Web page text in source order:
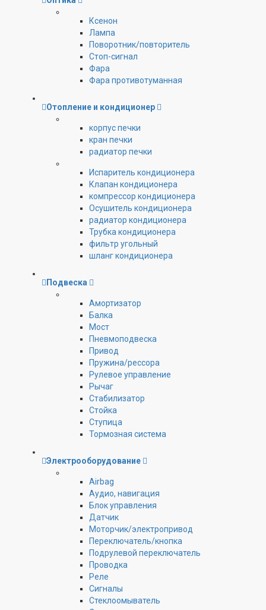
Ксенон
Лампа
Поворотник/повторитель
Стоп-сигнал
Фара
Фара противотуманная
Отопление и кондиционер
корпус печки
кран печки
радиатор печки
Испаритель кондиционера
Клапан кондиционера
компрессор кондиционера
Осушитель кондиционера
радиатор кондиционера
Трубка кондиционера
фильтр угольный
шланг кондиционера
Подвеска
Амортизатор
Балка
Мост
Пневмоподвеска
Привод
Пружина/рессора
Рулевое управление
Рычаг
Стабилизатор
Стойка
Ступица
Тормозная система
Электрооборудование
Airbag
Аудио, навигация
Блок управления
Датчик
Моторчик/электропривод
Переключатель/кнопка
Подрулевой переключатель
Проводка
Реле
Сигналы
Стеклоомыватель